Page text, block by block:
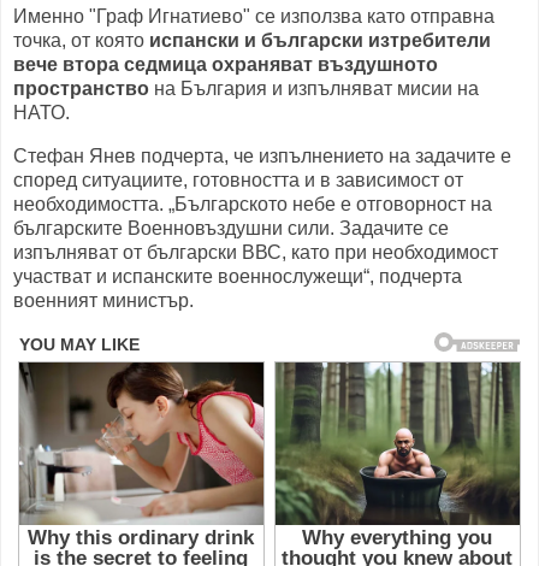
Именно "Граф Игнатиево" се използва като отправна
точка, от която испански и български изтребители
вече втора седмица охраняват въздушното
пространство на България и изпълняват мисии на
НАТО.
Стефан Янев подчерта, че изпълнението на задачите е
според ситуациите, готовността и в зависимост от
необходимостта. „Българското небе е отговорност на
българските Военновъздушни сили. Задачите се
изпълняват от български ВВС, като при необходимост
участват и испанските военнослужещи“, подчерта
военният министър.